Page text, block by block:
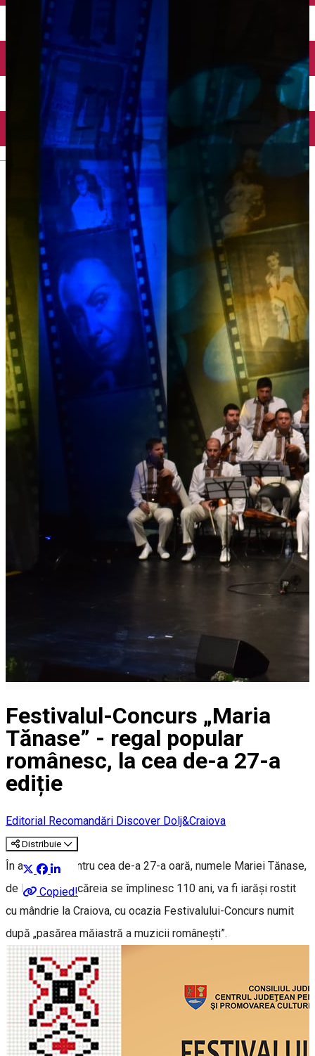
Închirieri biciclete
Încărcare vehicule electrice
Festivalul-Concurs „Maria
Tănase” - regal popular
românesc, la cea de-a 27-a
ediție
Editorial Recomandări Discover Dolj&Craiova
Distribuie
Copied!
În acest an, pentru cea de-a 27-a oară, numele Mariei Tănase,
de la nașterea căreia se împlinesc 110 ani, va fi iarăși rostit
cu mândrie la Craiova, cu ocazia Festivalului-Concurs numit
după „pasărea măiastră a muzicii românești”.